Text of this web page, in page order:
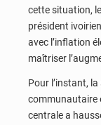
cette situation,
président
avec l’inflation
maîtriser
Pour l’instant,
communautaire
centrale a